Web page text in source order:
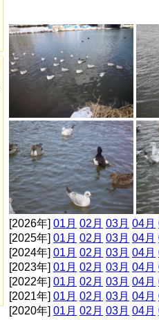
[2026年] 01月 02月 03月 04月
[2025年] 01月 02月 03月 04月
[2024年] 01月 02月 03月 04月
[2023年] 01月 02月 03月 04月
[2022年] 01月 02月 03月 04月
[2021年] 01月 02月 03月 04月
[2020年] 01月 02月 03月 04月